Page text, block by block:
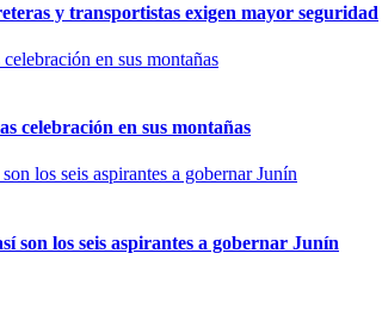
y transportistas exigen mayor seguridad
celebración en sus montañas
son los seis aspirantes a gobernar Junín